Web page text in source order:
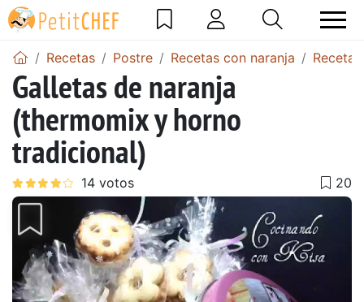
Recetas Postre Recetas con naranja
Galletas de naranja
(thermomix y horno
tradicional)